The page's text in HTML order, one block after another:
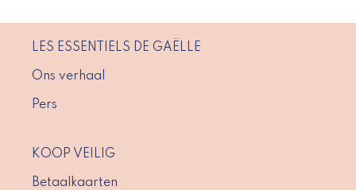
LES ESSENTIELS DE GAËLLE
Ons verhaal
Pers
KOOP VEILIG
Betaalkaarten